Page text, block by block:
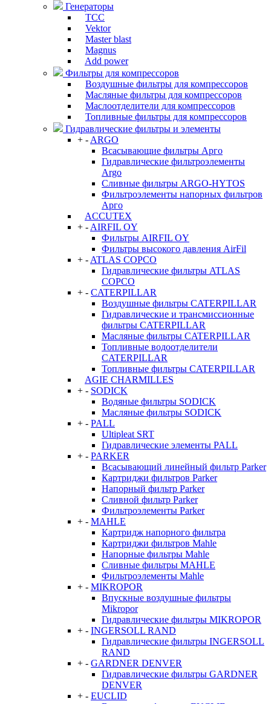
Генераторы
ТСС
Vektor
Master blast
Magnus
Add power
Фильтры для компрессоров
Воздушные фильтры для компрессоров
Масляные фильтры для компрессоров
Маслоотделители для компрессоров
Топливные фильтры для компрессоров
Гидравлические фильтры и элементы
+ - ARGO
Всасывающие фильтры Арго
Гидравлические фильтроэлементы
Argo
Сливные фильтры ARGO-HYTOS
Фильтроэлементы напорных фильтров
Арго
ACCUTEX
+ - AIRFIL OY
Фильтры AIRFIL OY
Фильтры высокого давления AirFil
+ - ATLAS COPCO
Гидравлические фильтры ATLAS
COPCO
+ - CATERPILLAR
Воздушные фильтры CATERPILLAR
Гидравлические и трансмиссионные
фильтры CATERPILLAR
Масляные фильтры CATERPILLAR
Топливные водоотделители
CATERPILLAR
Топливные фильтры CATERPILLAR
AGIE CHARMILLES
+ - SODICK
Водяные фильтры SODICK
Масляные фильтры SODICK
+ - PALL
Ultipleat SRT
Гидравлические элементы PALL
+ - PARKER
Всасывающий линейный фильтр Parker
Картриджи фильтров Parker
Напорный фильтр Parker
Сливной фильтр Parker
Фильтроэлементы Parker
+ - MAHLE
Картридж напорного фильтра
Картриджи фильтров Mahle
Напорные фильтры Mahle
Сливные фильтры MAHLE
Фильтроэлементы Mahle
+ - MIKROPOR
Впускные воздушные фильтры
Mikropor
Гидравлические фильтры MIKROPOR
+ - INGERSOLL RAND
Гидравлические фильтры INGERSOLL
RAND
+ - GARDNER DENVER
Гидравлические фильтры GARDNER
DENVER
+ - EUCLID